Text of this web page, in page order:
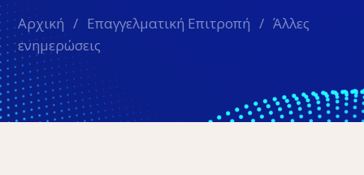
Αρχική / Επαγγελματική Επιτροπή / Άλλες
ενημερώσεις